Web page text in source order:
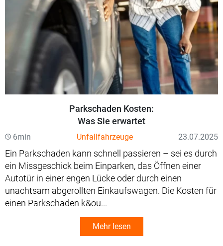
Parkschaden Kosten:
Was Sie erwartet
6min Unfallfahrzeuge 23.07.2025
Ein Parkschaden kann schnell passieren – sei es durch
ein Missgeschick beim Einparken, das Öffnen einer
Autotür in einer engen Lücke oder durch einen
unachtsam abgerollten Einkaufswagen. Die Kosten für
einen Parkschaden k&ou...
Mehr lesen